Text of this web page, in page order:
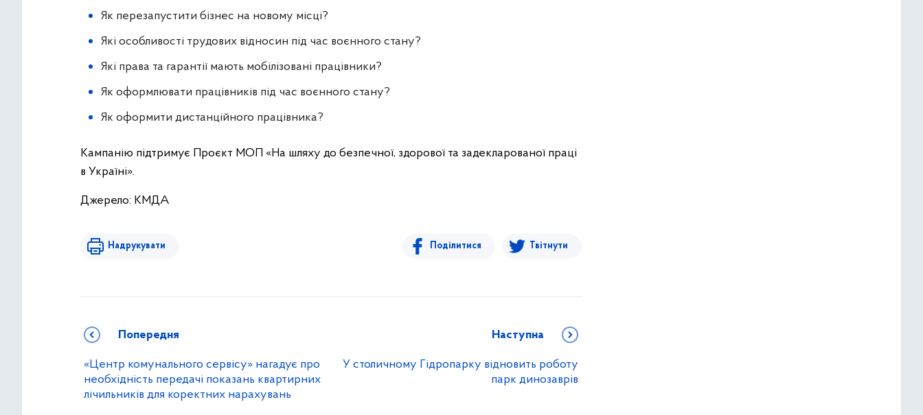
Як перезапустити бізнес на новому місці?
Які особливості трудових відносин під час воєнного стану?
Які права та гарантії мають мобілізовані працівники?
Як оформлювати працівників під час воєнного стану?
Як оформити дистанційного працівника?
Кампанію підтримує Проєкт МОП «На шляху до безпечної, здорової та задекларованої праці
в Україні».
Джерело: КМДА
Надрукувати Поділитися Твітнути
Попередня
«Центр комунального сервісу» нагадує про
необхідність передачі показань квартирних
лічильників для коректних нарахувань
Наступна
У столичному Гідропарку відновить роботу
парк динозаврів